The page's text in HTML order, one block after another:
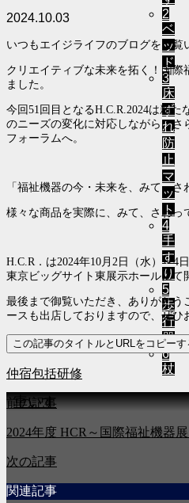
2
ベ
ッ
ド
3
床
ず
れ
防
止
マ
ッ
ト
4
手
す
り
5
歩
行
器
6
杖
1車いす
2024.10.03
いつもエイジライフのブログをご覧
クリエイティブな未来を拓く！国際
ました。
今回51回目となるH.C.R.2024は新た
のニーズの変化に対応しながら、さ
フォーラムへ。
「福祉機器の今・未来を、みて、さ
様々な商品を実際に、みて、さわっ
H.C.R．は2024年10月2日（水）～4日
東京ビッグサイト東展示ホールにて
最後まで御覧いただき、ありがとう
ースも出店しておりますので、ぜひ
この記事のタイトルとURLをコピーす
仲宿包括研修
前の記事
2024年度 HCR～国際福祉機器展
次の記事
関連記事